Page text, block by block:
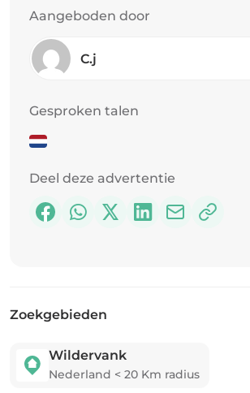
Aangeboden door
C.j
Gesproken talen
Deel deze advertentie
Zoekgebieden
Wildervank
Nederland < 20 Km radius